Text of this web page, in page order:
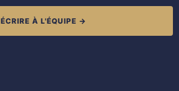
ÉCRIRE À L'ÉQUIPE →